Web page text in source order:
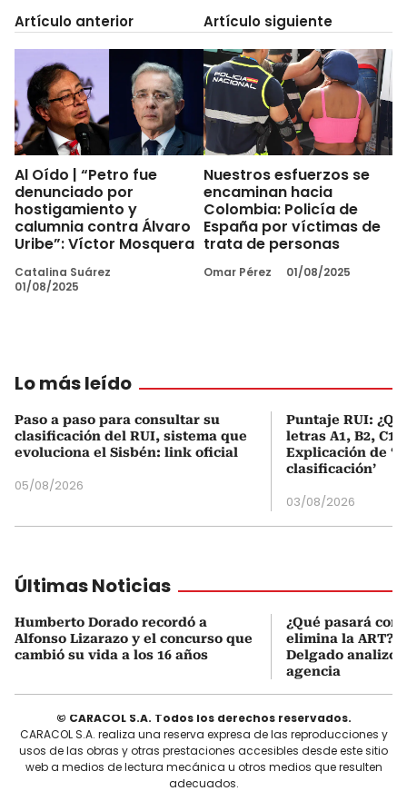
Artículo anterior
Al Oído | “Petro fue
denunciado por
hostigamiento y
calumnia contra Álvaro
Uribe”: Víctor Mosquera
Catalina Suárez
01/08/2025
Artículo siguiente
Nuestros esfuerzos se
encaminan hacia
Colombia: Policía de
España por víctimas de
trata de personas
Omar Pérez 01/08/2025
Lo más leído
Paso a paso para consultar su
clasificación del RUI, sistema que
evoluciona el Sisbén: link oficial
05/08/2026
Puntaje RUI:
letras A1, B2, C1
Explicación de
clasificación’
03/08/2026
Últimas Noticias
Humberto Dorado recordó a
Alfonso Lizarazo y el concurso que
cambió su vida a los 16 años
¿Qué pasará con
elimina la ART?
Delgado analizó
agencia
© CARACOL S.A. Todos los derechos reservados.
CARACOL S.A. realiza una reserva expresa de las reproducciones y
usos de las obras y otras prestaciones accesibles desde este sitio
web a medios de lectura mecánica u otros medios que resulten
adecuados.